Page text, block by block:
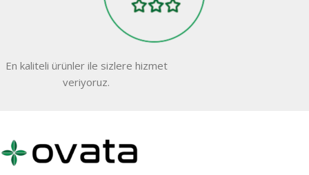
En kaliteli ürünler ile sizlere hizmet
veriyoruz.